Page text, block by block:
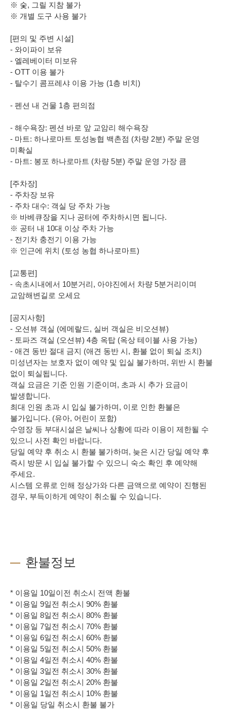
※ 숯, 그릴 지참 불가
※ 개별 도구 사용 불가
[편의 및 주변 시설]
- 와이파이 보유
- 엘레베이터 미보유
- OTT 이용 불가
- 탈수기 콤프레샤 이용 가능 (1층 비치)
- 펜션 내 건물 1층 편의점
- 해수욕장: 펜션 바로 앞 교암리 해수욕장
- 마트: 하나로마트 토성농협 백촌점 (차량 2분) 주말 운영
미확실
- 마트: 봉포 하나로마트 (차량 5분) 주말 운영 가장 큼
[주차장]
- 주차장 보유
- 주차 대수: 객실 당 주차 가능
※ 바베큐장을 지나 공터에 주차하시면 됩니다.
※ 공터 내 10대 이상 주차 가능
- 전기차 충전기 이용 가능
※ 인근에 위치 (토성 농협 하나로마트)
[교통편]
- 속초시내에서 10분거리, 아야진에서 차량 5분거리이며
교암해변길로 오세요
[공지사항]
- 오션뷰 객실 (에메랄드, 실버 객실은 비오션뷰)
- 토파즈 객실 (오션뷰) 4층 옥탑 (옥상 테이블 사용 가능)
- 애견 동반 절대 금지 (애견 동반 시, 환불 없이 퇴실 조치)
미성년자는 보호자 없이 예약 및 입실 불가하며, 위반 시 환불
없이 퇴실됩니다.
객실 요금은 기준 인원 기준이며, 초과 시 추가 요금이
발생합니다.
최대 인원 초과 시 입실 불가하며, 이로 인한 환불은
불가입니다. (유아, 어린이 포함)
수영장 등 부대시설은 날씨나 상황에 따라 이용이 제한될 수
있으니 사전 확인 바랍니다.
당일 예약 후 취소 시 환불 불가하며, 늦은 시간 당일 예약 후
즉시 방문 시 입실 불가할 수 있으니 숙소 확인 후 예약해
주세요.
시스템 오류로 인해 정상가와 다른 금액으로 예약이 진행된
경우, 부득이하게 예약이 취소될 수 있습니다.
환불정보
* 이용일 10일이전 취소시 전액 환불
* 이용일 9일전 취소시 90% 환불
* 이용일 8일전 취소시 80% 환불
* 이용일 7일전 취소시 70% 환불
* 이용일 6일전 취소시 60% 환불
* 이용일 5일전 취소시 50% 환불
* 이용일 4일전 취소시 40% 환불
* 이용일 3일전 취소시 30% 환불
* 이용일 2일전 취소시 20% 환불
* 이용일 1일전 취소시 10% 환불
* 이용일 당일 취소시 환불 불가